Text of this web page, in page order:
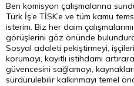
Ben komisyon çalışmalarına
Türk İş’e TİSK’e ve tüm kamu
isterim. Biz her daim
görüşlerini göz önünde
Sosyal adaleti pekiştirmeyi,
korumayı, kayıtlı istihdamı
güvencesini sağlamayı,
sürdürülebilir kalkınmayı temel